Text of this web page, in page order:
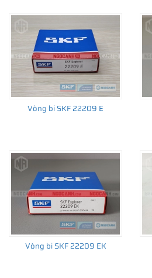
Vòng bi SKF 22209 E
Vòng bi SKF 22209 EK